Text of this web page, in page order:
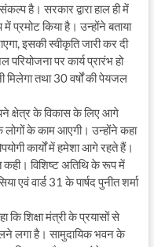
है। सरकार द्वारा हाल ही में
किया है। उन्होंने बताया
इसकी स्वीकृति जारी कर दी
पर कार्य प्रारंभ हो
मिलेगा तथा 30 वर्षों की पेयजल
क्षेत्र के विकास के लिए आगे
के काम आएगी। उन्होंने कहा
कार्यों में हमेशा आगे रहते हैं।
कही। विशिष्ट अतिथि के रूप में
एवं वार्ड 31 के पार्षद पुनीत शर्मा
कि शिक्षा मंत्री के प्रयासों से
लगा है। सामुदायिक भवन के